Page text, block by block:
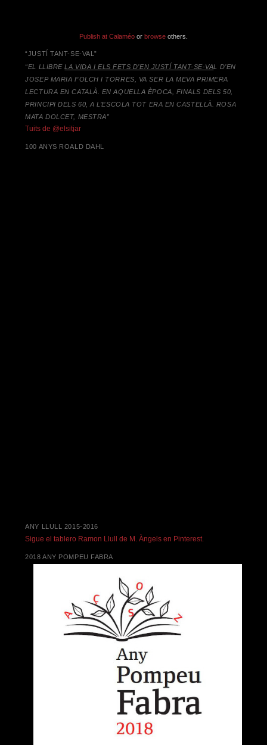
Publish at Calaméo or browse others.
“JUSTÍ TANT-SE-VAL”
“EL LLIBRELA VIDA I ELS FETS D’EN JUSTÍ TANT-SE-VAL D’EN
JOSEP MARIA FOLCH I TORRES,
VA SER LA MEVA PRIMERA
LECTURA EN CATALÀ. EN AQUELLA ÈPOCA, FINALS DELS 50,
PRINCIPI DELS 60, A L’ESCOLA TOT ERA EN CASTELLÀ. ROSA
MATA DOLCET, MESTRA”
Tuits de @elsitjar
100 ANYS ROALD DAHL
ANY LLULL 2015-2016
Sigue el tablero Ramon Llull de M. Àngels en Pinterest.
2018 ANY POMPEU FABRA